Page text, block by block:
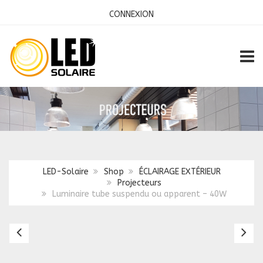
CONNEXION
LED-Solaire Shop
ÉCLAIRAGE EXTÉRIEUR
Projecteurs
Luminaire tube suspendu ou apparent – 40W
PROJECTEUR